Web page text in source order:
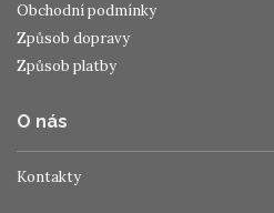
Obchodní podmínky
Způsob dopravy
Způsob platby
O nás
Kontakty